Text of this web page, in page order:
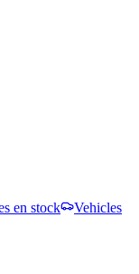
en stock
Vehicles